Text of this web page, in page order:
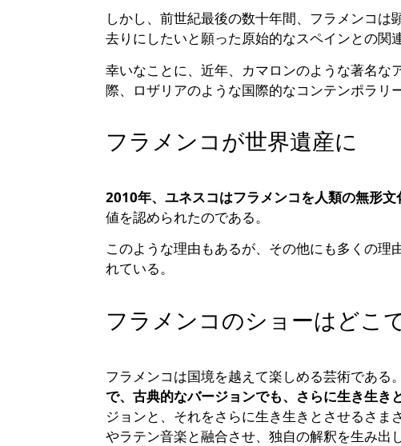
しかし、前世紀最後の数十年間、フラメンコは
去りにしたいと願った原始的なスペインとの関
幸いなことに、近年、カマロンのような著名
際、ロザリアのような国際的なコンテンポラリ
フラメンコが世界遺産に
2010年、ユネスコはフラメンコを人類の無形文
値を認められたのである。
このような理由もあるが、その他にも多くの
れている。
フラメンコのショーはどこ
フラメンコは国境を越えて楽しめる芸術である。
で、古典的なバージョンでも、さらに生き生き
ジョンと、それをさらに生き生きとさせるさ
やラテン音楽と融合させ、独自の解釈を生み出